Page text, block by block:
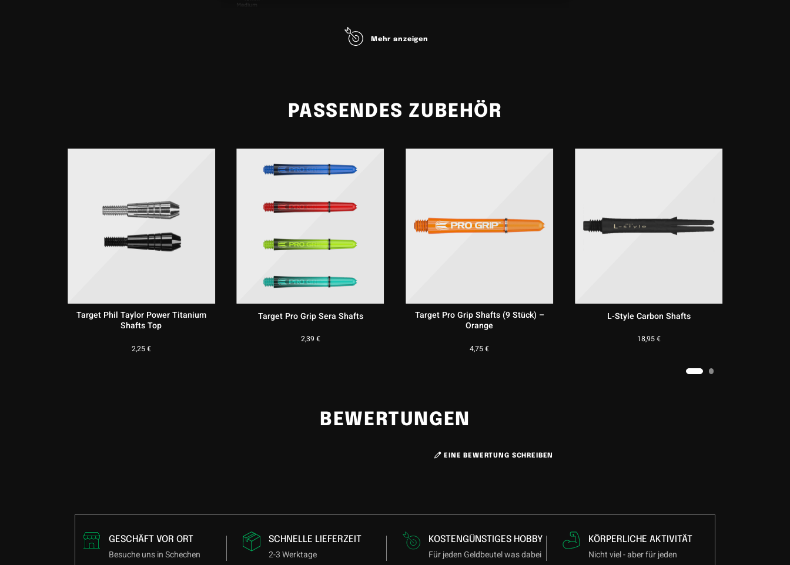
Mehr anzeigen
PASSENDES ZUBEHÖR
Target Pro Grip Shafts (9 Stück) –
Transparent
4,75
L-Style Locked Straight Shafts
Target Pro Grip Shafts (9 Stück) –
Sand
4,75
Target Pro Grip Shafts (9 Stück) –
BEWERTUNGEN
EINE BEWERTUNG SCHREIBEN
GESCHÄFT VOR ORT
Besuche uns in Schechen
SCHNELLE LIEFERZEIT
2-3 Werktage
KOSTENGÜNSTIGES HOBBY
Für jeden Geldbeutel was dabei
KÖRPERLICHE AKTIVITÄT
Nicht viel - aber für jeden